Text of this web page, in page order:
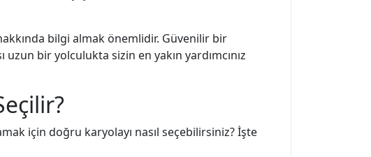
bilgi almak önemlidir. Güvenilir bir
bir yolculukta sizin en yakın yardımcınız
için doğru karyolayı nasıl seçebilirsiniz? İşte